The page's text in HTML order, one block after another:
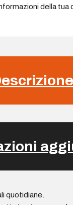
della tua
quotidiane.